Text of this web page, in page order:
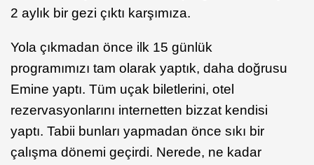
2 aylık bir gezi çıktı karşımıza.
Yola çıkmadan önce ilk 15 günlük
programımızı tam olarak yaptık, daha doğrusu
Emine yaptı. Tüm uçak biletlerini, otel
rezervasyonlarını internetten bizzat kendisi
yaptı. Tabii bunları yapmadan önce sıkı bir
çalışma dönemi geçirdi. Nerede, ne kadar